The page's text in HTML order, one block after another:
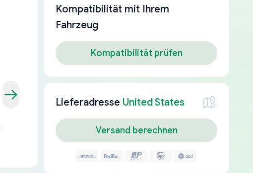
Kompatibilität mit Ihrem
Fahrzeug
Kompatibilität prüfen
Lieferadresse United States
Versand berechnen